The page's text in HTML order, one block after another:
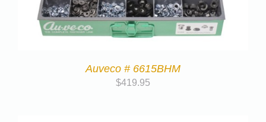
Auveco # 6615BHM
$419.95